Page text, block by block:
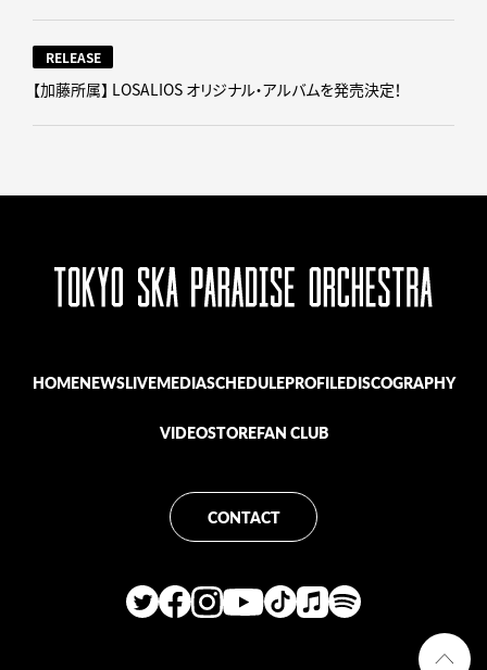
RELEASE
【加藤所属】 LOSALIOS オリジナル・アルバムを発売決定！
HOMENEWSLIVEMEDIASCHEDULEPROFILEDISCOGRAPHY
VIDEOSTOREFAN CLUB
CONTACT